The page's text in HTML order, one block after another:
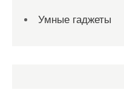
Умные гаджеты